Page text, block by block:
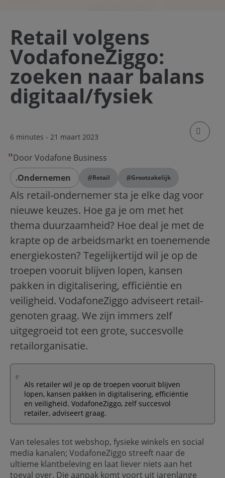
Retail volgens
VodafoneZiggo:
zoeken naar balans
digitaal/fysiek
6 minutes - 21 maart 2023
klik om
Door Vodafone Business
Ondernemen
#Retail #Grootzakelijk
Als retail-ondernemer sta je elke dag voor
nieuwe keuzes. Hoe ga je om met het
thema duurzaamheid? Hoe deal je met de
krapte op de arbeidsmarkt en toenemende
energiekosten? Tegelijkertijd wil je op de
troepen vooruit blijven lopen, kansen
pakken in digitalisering, efficiëntie en
veiligheid. VodafoneZiggo adviseert retail-
genoten graag. We zijn immers zelf
uitgegroeid tot een grote, succesvolle
retailorganisatie.
Als retailer wil je op de troepen vooruit blijven
lopen, kansen pakken in digitalisering, efficiëntie
en veiligheid. VodafoneZiggo, zelf succesvol
retailer, adviseert graag.
Van telesales tot webshop, fysieke winkels en social
media kanalen; VodafoneZiggo streeft naar de
ultieme klantbeleving en laat liever niets aan het
toeval over. Die aanpak komt voort uit jarenlange